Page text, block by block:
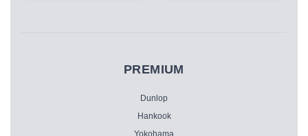
PREMIUM
Dunlop
Hankook
Yokohama